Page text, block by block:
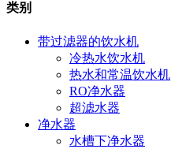
类别
带过滤器的饮水机
冷热水饮水机
热水和常温饮水机
RO净水器
超滤水器
净水器
水槽下净水器